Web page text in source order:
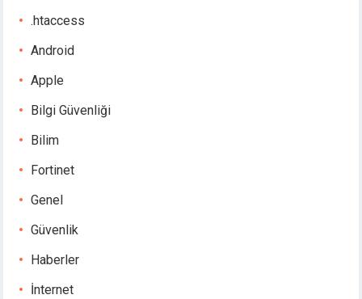
.htaccess
Android
Apple
Bilgi Güvenliği
Bilim
Fortinet
Genel
Güvenlik
Haberler
İnternet